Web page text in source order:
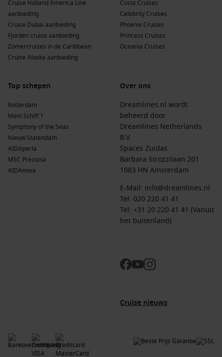
Cruise Holland America Line
aanbieding
Cruise Dubai aanbieding
Fjorden cruise aanbieding
Zomercruises in de Caribbean
Cruise Alaska aanbieding
Costa Cruises
Celebrity Cruises
Phoenix Cruises
Princess Cruises
Oceania Cruises
Top schepen
Rotterdam
Mein Schiff 1
Symphony of the Seas
Nieuw Statendam
AIDAperla
MSC Preziosa
AIDAnova
Over ons
Dreamlines.nl wordt
beheerd door
Dreamlines Netherlands
B.V.
Spaces Zuidas
Barbara Strozzilaan 201
1083 HN Amsterdam
E-Mail: info@dreamlines.nl
Tel: 020 220 41 41
Tel: +31 20 220 41 41 (Vanuit
het buitenland)
Cruise nieuws